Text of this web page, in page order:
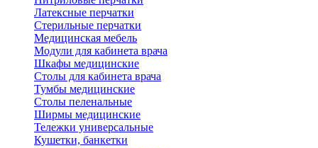
Латексные перчатки
Стерильные перчатки
Медицинская мебель
Модули для кабинета врача
Шкафы медицинские
Столы для кабинета врача
Тумбы медицинские
Столы пеленальные
Ширмы медицинские
Тележки универсальные
Кушетки, банкетки